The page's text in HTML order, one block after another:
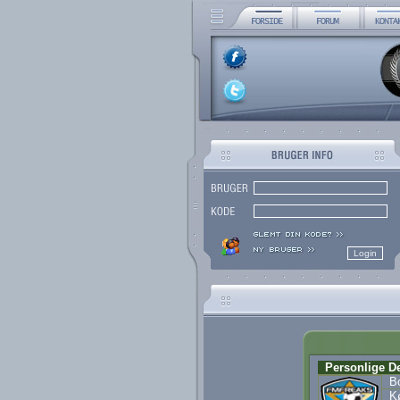
Personlige